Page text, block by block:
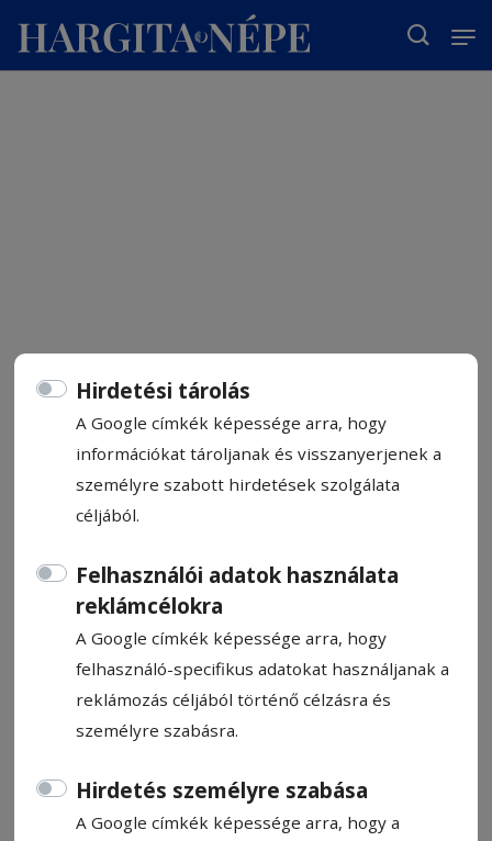
Hirdetési tárolás
A Google címkék képessége arra, hogy
információkat tároljanak és visszanyerjenek a
személyre szabott hirdetések szolgálata
céljából.
Felhasználói adatok használata
reklámcélokra
A Google címkék képessége arra, hogy
felhasználó-specifikus adatokat használjanak a
reklámozás céljából történő célzásra és
személyre szabásra.
Hirdetés személyre szabása
A Google címkék képessége arra, hogy a
Blöff
Horváth Szekeres István
2026. június 2., 20:58